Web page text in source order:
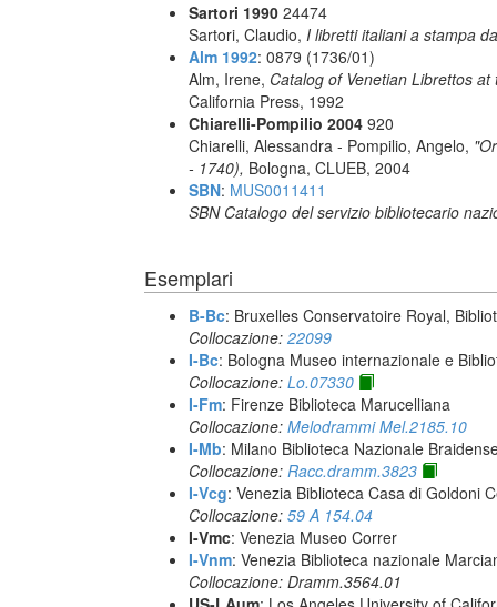
Sartori 1990 24474
Sartori, Claudio, I libretti italiani a stampa
Alm 1992: 0879 (1736/01)
Alm, Irene, Catalog of Venetian Librettos
California Press, 1992
Chiarelli-Pompilio 2004 920
Chiarelli, Alessandra - Pompilio, Angelo,
- 1740), Bologna, CLUEB, 2004
SBN: MUS0011411
SBN Catalogo del servizio bibliotecario
Esemplari
B-Bc: Bruxelles Conservatoire Royal,
Collocazione: 22099
I-Bc: Bologna Museo internazionale e
Collocazione: Lo.07330
I-Fm: Firenze Biblioteca Marucelliana
Collocazione: Melodrammi Mel.2185.10
I-Mb: Milano Biblioteca Nazionale
Collocazione: Racc.dramm.3823
I-Vcg: Venezia Biblioteca Casa di Goldoni
Collocazione: 59 A 154.04
I-Vmc: Venezia Museo Correr
I-Vnm: Venezia Biblioteca nazionale
Collocazione: Dramm.3564.01